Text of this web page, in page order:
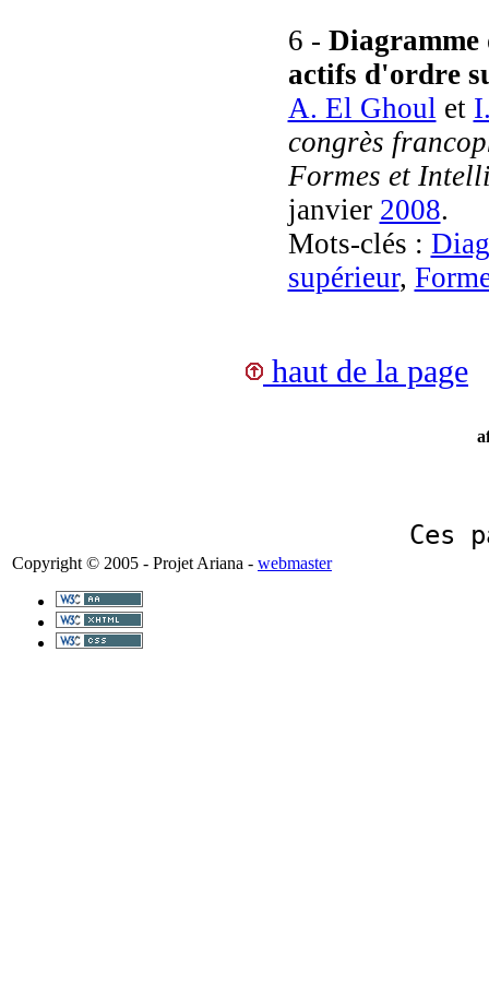
6 - Diagramme
actifs d'ordre
A. El Ghoul et
congrès
Formes et
janvier 2008.
Mots-clés :
supérieur,
haut de la page
Ces
Copyright © 2005 - Projet Ariana - webmaster